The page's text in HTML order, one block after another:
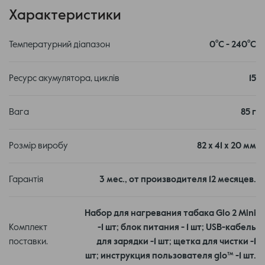
штатный режим прогрева достигается за 40 секунд, а
Характеристики
Температурний діапазон 0⁰C - 240⁰C
Ресурс акумулятора, циклів 15
Вага 85 г
Розмір виробу 82 x 41 x 20 мм
Гарантія 3 мес., от производителя 12 месяцев.
Комплект
поставки.
Набор для нагревания табака Glo 2 Mini
-1 шт; блок питания - 1 шт; USB-кабель
для зарядки -1 шт; щетка для чистки -1
шт; инструкция пользователя glo™ -1 шт.